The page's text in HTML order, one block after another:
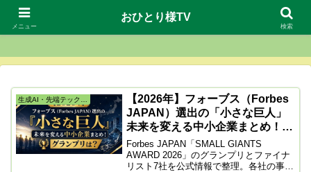
おひとり様TV
生成AI・先端テック・株
【2026年】フォーブス（Forbes
JAPAN）選出の「小さな巨人」
未来を変える中小企業まとめ！グ
ランプリは？
Forbes JAPAN「SMALL GIANTS
AWARD 2026」のグランプリとファイナ
リスト7社を公式情報で整理。各社の事業
メニュー
おひとり様TV
検索